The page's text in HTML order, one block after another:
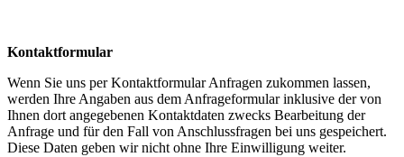
Kontaktformular
Wenn Sie uns per Kontaktformular Anfragen zukommen lassen,
werden Ihre Angaben aus dem Anfrageformular inklusive der von
Ihnen dort angegebenen Kontaktdaten zwecks Bearbeitung der
Anfrage und für den Fall von Anschlussfragen bei uns gespeichert.
Diese Daten geben wir nicht ohne Ihre Einwilligung weiter.